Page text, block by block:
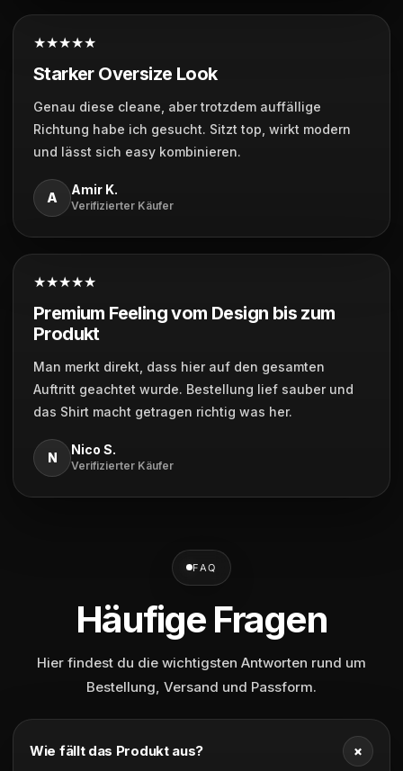
★★★★★
Starker Oversize Look
Genau diese cleane, aber trotzdem auffällige
Richtung habe ich gesucht. Sitzt top, wirkt modern
und lässt sich easy kombinieren.
A
Amir K.
Verifizierter Käufer
★★★★★
Premium Feeling vom Design bis zum
Produkt
Man merkt direkt, dass hier auf den gesamten
Auftritt geachtet wurde. Bestellung lief sauber und
das Shirt macht getragen richtig was her.
N
Nico S.
Verifizierter Käufer
FAQ
Häufige Fragen
Hier findest du die wichtigsten Antworten rund um
Bestellung, Versand und Passform.
Wie fällt das Produkt aus? +